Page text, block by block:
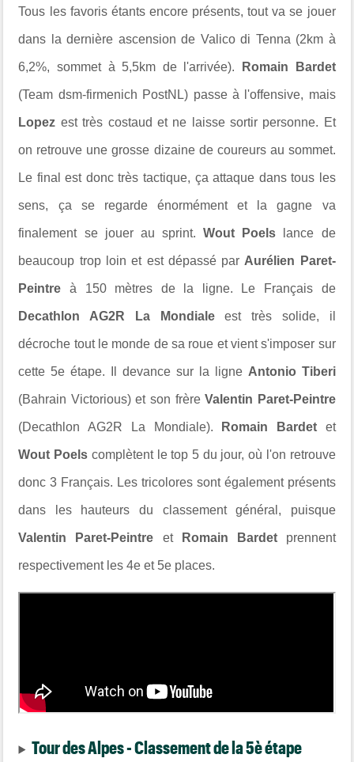
Tous les favoris étants encore présents, tout va se jouer
dans la dernière ascension de Valico di Tenna (2km à
6,2%, sommet à 5,5km de l'arrivée). Romain Bardet
(Team dsm-firmenich PostNL) passe à l'offensive, mais
Lopez est très costaud et ne laisse sortir personne. Et
on retrouve une grosse dizaine de coureurs au sommet.
Le final est donc très tactique, ça attaque dans tous les
sens, ça se regarde énormément et la gagne va
finalement se jouer au sprint.Wout Poels lance de
beaucoup trop loin et est dépassé par Aurélien Paret-
Peintre à 150 mètres de la ligne. Le Français de
Decathlon AG2R La Mondialeest très solide, il
décroche tout le monde de sa roue et vient s'imposer sur
cette 5e étape. Il devance sur la ligne Antonio Tiberi
(Bahrain Victorious) et son frèreValentin Paret-Peintre
(Decathlon AG2R La Mondiale). Romain Bardet et
Wout Poels complètent le top 5 du jour, où l'on retrouve
donc 3 Français. Les tricolores sont également présents
dans les hauteurs du classement général, puisque
Valentin Paret-Peintre et Romain Bardet prennent
respectivement les 4e et 5e places.
Tour des Alpes - Classement de la 5è étape